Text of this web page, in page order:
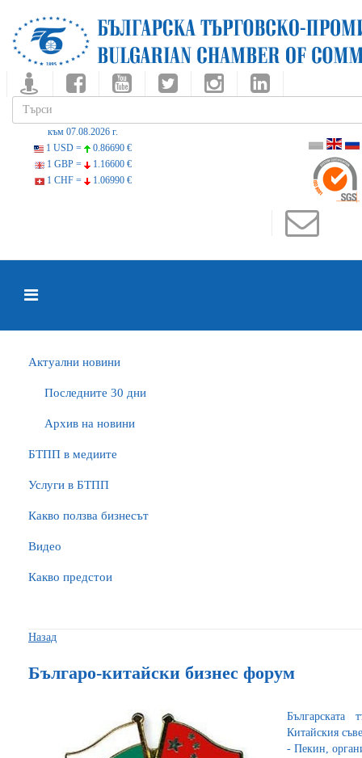
към 07.08.2026 г.
1 USD =
0.86690 €
1 GBP =
1.16600 €
1 CHF =
1.06990 €
Актуални новини
Последните 30 дни
Архив на новини
БTПП в медиите
Услуги в БТПП
Какво ползва бизнесът
Видео
Какво предстои
Назад
Българо-китайски бизнес форум
Българската
Китайския
- Пекин,